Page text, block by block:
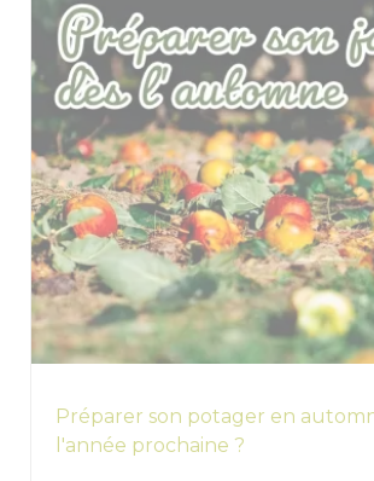
Préparer son potager en
l'année prochaine ?